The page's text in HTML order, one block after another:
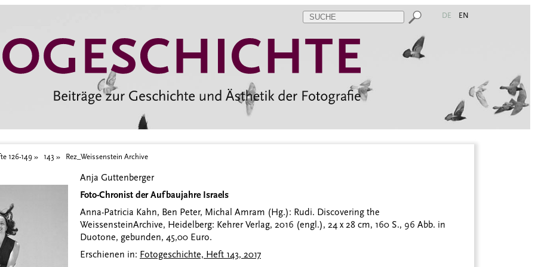
DE EN
126-149 143 Rez_Weissenstein Archive
Anja Guttenberger
Foto-Chronist der Aufbaujahre Israels
Anna-Patricia Kahn, Ben Peter, Michal Amram (Hg.): Rudi. Discovering the
WeissensteinArchive, Heidelberg: Kehrer Verlag, 2016 (engl.), 24 x 28 cm, 160 S., 96 Abb. in
Duotone, gebunden, 45,00 Euro.
Erschienen in: Fotogeschichte, Heft 143, 2017